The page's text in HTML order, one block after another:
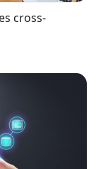
cross-